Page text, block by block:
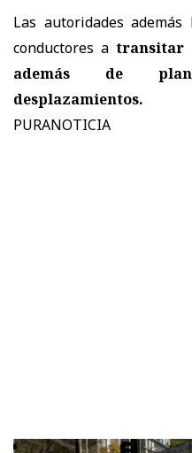
Las autoridades además
conductores atransitar
además de
desplazamientos.
PURANOTICIA